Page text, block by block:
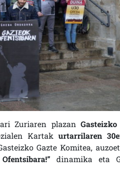
Zuriaren plazan
Kartakurtarrilaren
Gazte Komitea,
dinamika eta